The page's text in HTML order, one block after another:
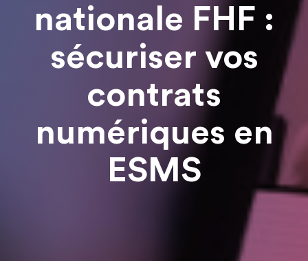
nationale FHF :
sécuriser vos
contrats
numériques en
ESMS